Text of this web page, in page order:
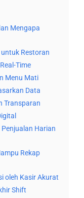
Mengapa
Restoran
Time
Menu Mati
Data
Transparan
Harian
Rekap
oleh Kasir Akurat
Shift